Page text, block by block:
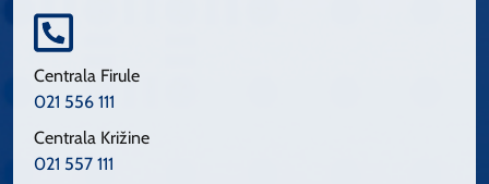
Centrala Firule
021 556 111
Centrala Križine
021 557 111